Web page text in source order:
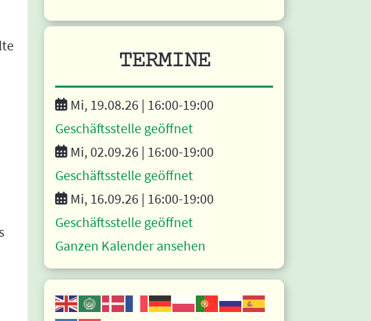
TERMINE
Mi, 19.08.26 | 16:00-19:00
Geschäftsstelle geöffnet
Mi, 02.09.26 | 16:00-19:00
Geschäftsstelle geöffnet
Mi, 16.09.26 | 16:00-19:00
Geschäftsstelle geöffnet
Ganzen Kalender ansehen